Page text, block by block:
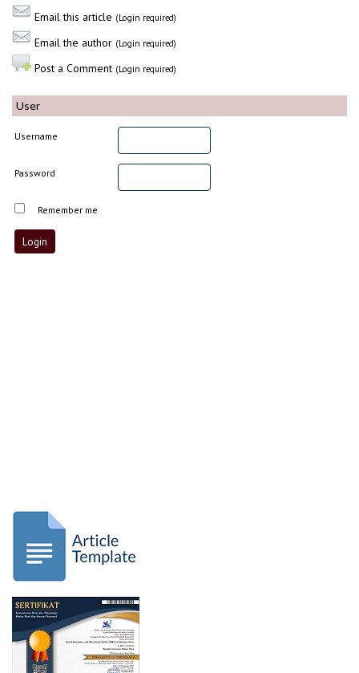
Email this article (Login required)
Email the author (Login required)
Post a Comment (Login required)
User
Username
Password
Remember me